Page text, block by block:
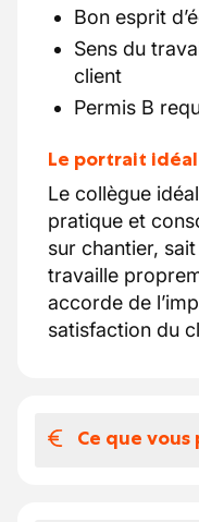
Bon esprit
Sens du
client
Permis B
Le portrait
Le collègue
pratique et
sur chantier,
travaille
accorde de
satisfaction du
Ce que